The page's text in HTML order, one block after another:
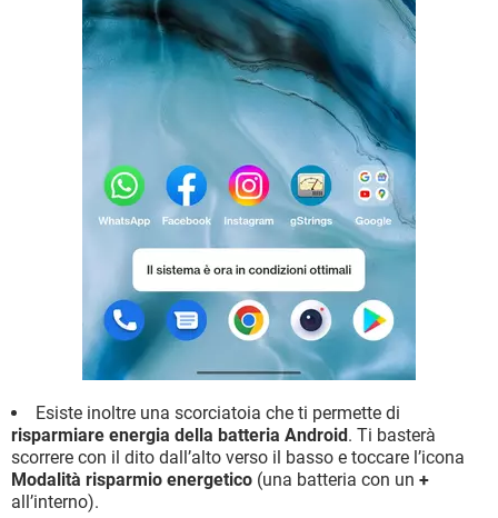
Esiste inoltre una scorciatoia che ti permette di
risparmiare energia della batteria Android. Ti basterà
scorrere con il dito dall’alto verso il basso e toccare l’icona
Modalità risparmio energetico (una batteria con un +
all’interno).